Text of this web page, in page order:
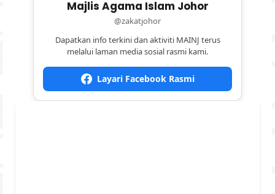
Majlis Agama Islam Johor
@zakatjohor
Dapatkan info terkini dan aktiviti MAINJ terus
melalui laman media sosial rasmi kami.
Layari Facebook Rasmi